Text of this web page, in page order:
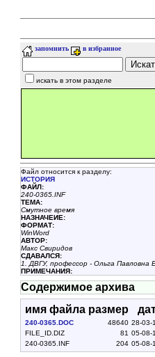
запомнить в избранное
искать в этом разделе
Файл относится к разделу:
ИСТОРИЯ
ФАЙЛ:
240-0365.INF
ТЕМА:
Смутное время
НАЗНАЧЕИЕ:
ФОРМАТ:
WinWord
АВТОР:
Макс Свиридов
СДАВАЛСЯ:
1. ДВГУ, профессор - Ольга Павловна
ПРИМЕЧАНИЯ:
Содержимое архива
имя файла размер
240-0365.DOC 48640 28-03-
FILE_ID.DIZ
81 05-08-
240-0365.INF
204 05-08-